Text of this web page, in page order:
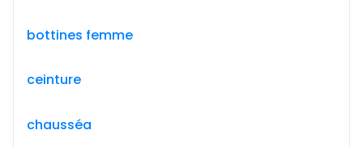
bottines femme
ceinture
chausséa